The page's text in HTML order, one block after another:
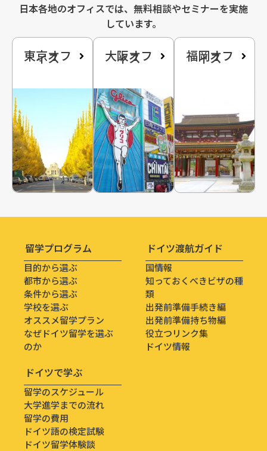
日本各地のオフィスでは、無料相談やセミナーを実施
しています。
東京オフ
ィス 大阪オフ
ィス 福岡オフ
ィス
留学プログラム
目的から選ぶ
都市から選ぶ
条件から選ぶ
学校を選ぶ
オススメ留学プラン
なぜドイツ留学を選ぶ
のか
ドイツで学ぶ
留学のスケジュール
大学進学までの流れ
留学の費用
ドイツ語の検定試験
ドイツ留学体験談
ドイツ渡航ガイド
国情報
知っておくべきビザの種
類
出発前準備手続き編
出発前準備持ち物編
役立つリンク集
ドイツ情報